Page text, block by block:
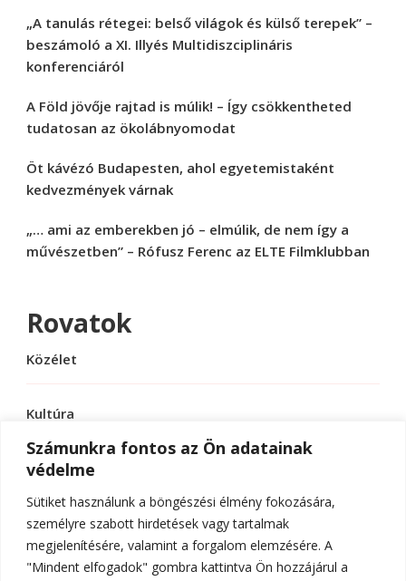
Számunkra fontos az Ön adatainak
védelme
Sütiket használunk a böngészési élmény fokozására,
személyre szabott hirdetések vagy tartalmak
megjelenítésére, valamint a forgalom elemzésére. A
"Mindent elfogadok" gombra kattintva Ön hozzájárul a
„A tanulás rétegei: belső világok és külső terepek” –
beszámoló a XI. Illyés Multidiszciplináris
konferenciáról
A Föld jövője rajtad is múlik! – Így csökkentheted
tudatosan az ökolábnyomodat
Öt kávézó Budapesten, ahol egyetemistaként
kedvezmények várnak
„… ami az emberekben jó – elmúlik, de nem így a
művészetben” – Rófusz Ferenc az ELTE Filmklubban
Rovatok
Közélet
Kultúra
Sport
Tudomány